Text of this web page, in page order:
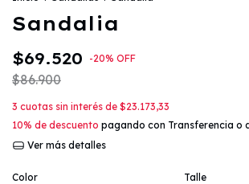
Sandalia
$69.520 -20% OFF
$86.900
3 cuotas sin interés de $23.173,33
10% de descuento pagando con Transferencia o
Ver más detalles
Color Talle